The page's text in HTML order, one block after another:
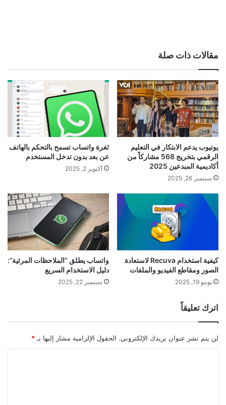
مقالات ذات صلة
يوتيوب يدعم الابتكار في التعليم
الرقمي بتخريج 568 مشاركاً من
أكاديمية المبدعين 2025
سبتمبر 26, 2025
ثغرة واتساب تسمح بالتحكم بالهاتف
عن بعد بدون تدخل المستخدم
أكتوبر 2, 2025
كيفية استخدام Recuva لاستعادة
الصور ومقاطع الفيديو والملفات
يونيو 19, 2025
واتساب يطلق “الملاحظات المرئية”:
دليل الاستخدام السريع
سبتمبر 22, 2025
اترك تعليقاً
لن يتم نشر عنوان بريدك الإلكتروني. الحقول الإلزامية مشار إليها بـ *